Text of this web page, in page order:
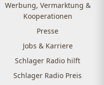
Werbung, Vermarktung &
Kooperationen
Presse
Jobs & Karriere
Schlager Radio hilft
Schlager Radio Preis